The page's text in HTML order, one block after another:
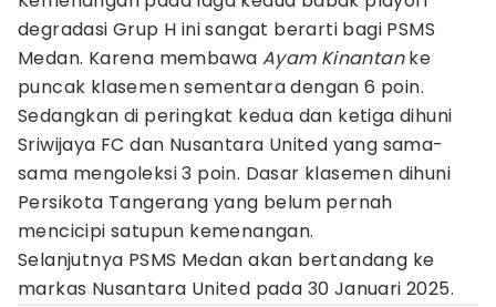
degradasi Grup H ini sangat berarti bagi PSMS
Medan. Karena membawa Ayam Kinantanke
puncak klasemen sementara dengan 6 poin.
Sedangkan di peringkat kedua dan ketiga dihuni
Sriwijaya FC dan Nusantara United yang sama-
sama mengoleksi 3 poin. Dasar klasemen dihuni
Persikota Tangerang yang belum pernah
mencicipi satupun kemenangan.
Selanjutnya PSMS Medan akan bertandang ke
markas Nusantara United pada 30 Januari 2025.